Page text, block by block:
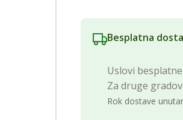
Besplatna
Uslovi
Za druge
Rok dostave